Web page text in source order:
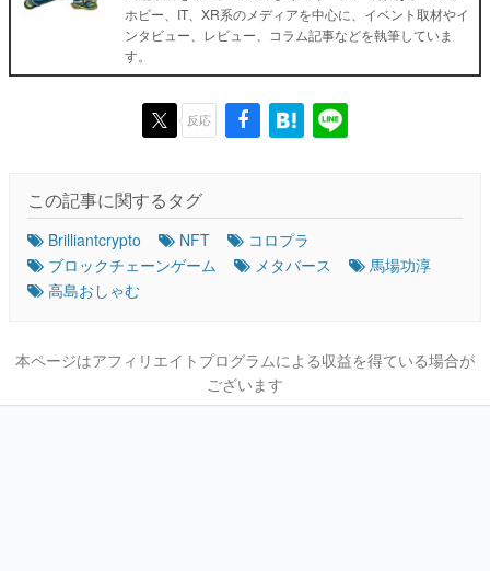
ホビー、IT、XR系のメディアを中心に、イベント取材やイ
ンタビュー、レビュー、コラム記事などを執筆していま
す。
反応
この記事に関するタグ
Brilliantcrypto NFT
コロプラ
ブロックチェーンゲーム
メタバース
馬場功淳
高島おしゃむ
本ページはアフィリエイトプログラムによる収益を得ている場合が
ございます